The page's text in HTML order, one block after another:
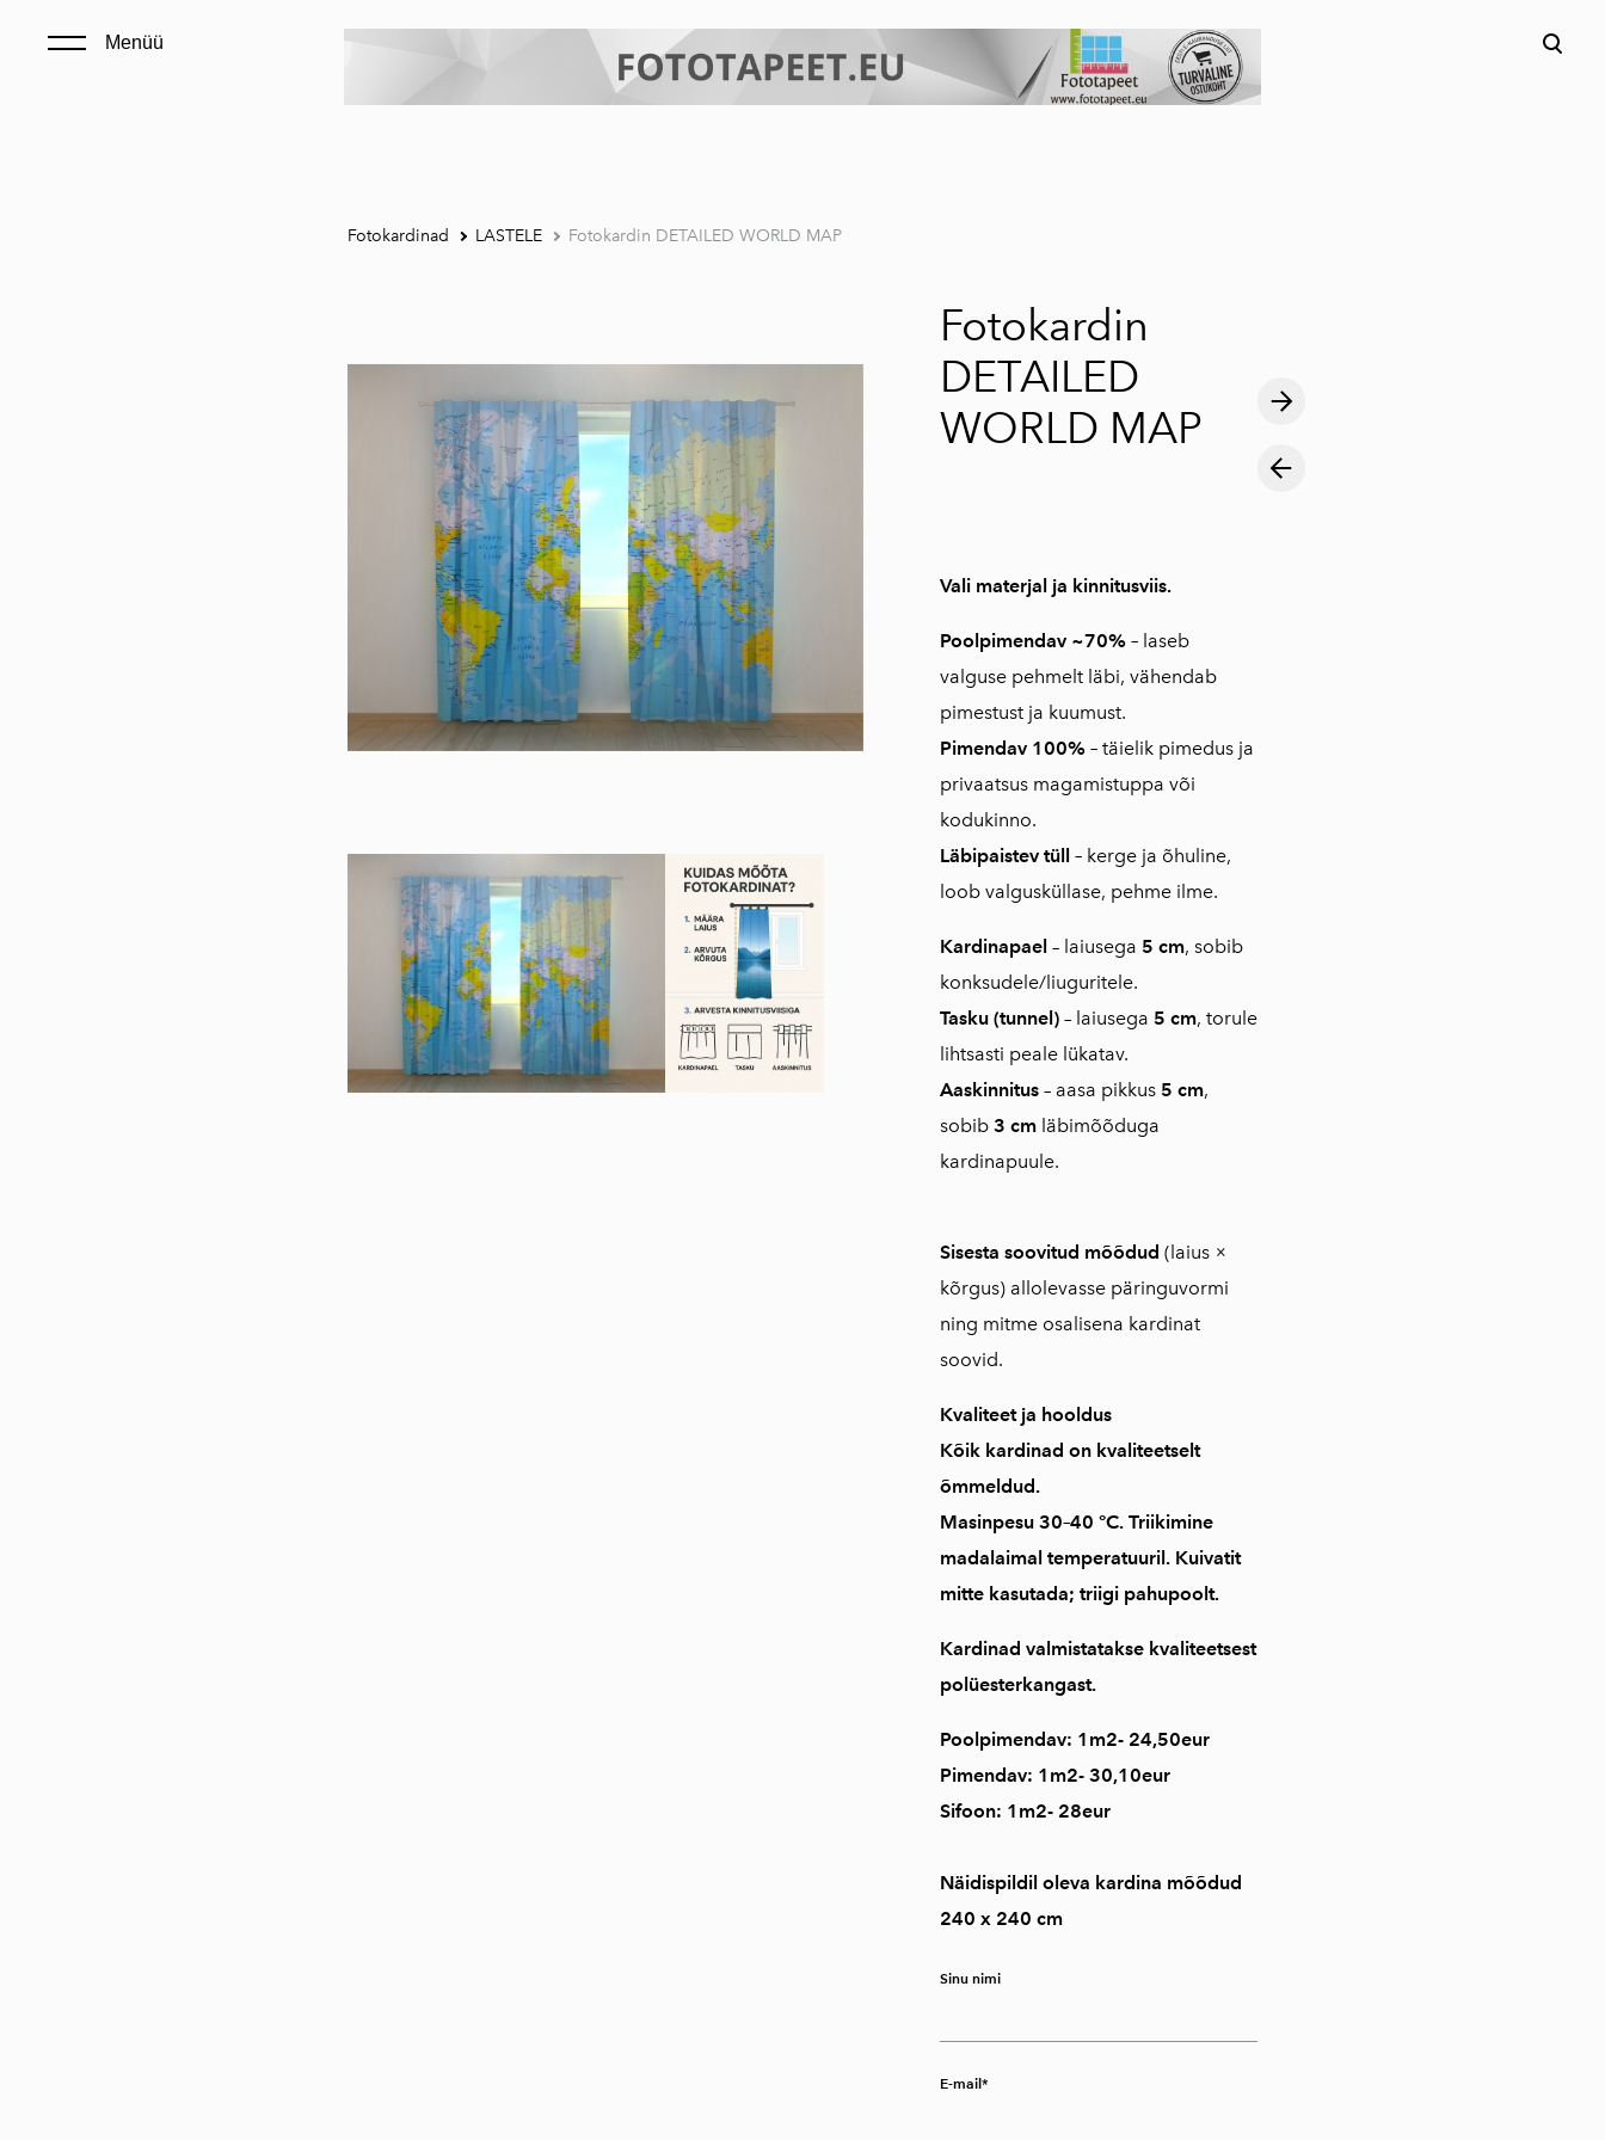
Menüü
lisati ostukorvi.
Fotokardinad LASTELE Fotokardin DETAILED WORLD MAP
Fotokardin
DETAILED
WORLD MAP
Vali materjal ja kinnitusviis.
Poolpimendav ~70%– laseb
valguse pehmelt läbi, vähendab
pimestust ja kuumust.
Pimendav 100%– täielik pimedus ja
privaatsus magamistuppa või
kodukinno.
Läbipaistev tüll– kerge ja õhuline,
loob valgusküllase, pehme ilme.
Kardinapael– laiusega 5 cm, sobib
konksudele/liuguritele.
Tasku (tunnel)– laiusega 5 cm, torule
lihtsasti peale lükatav.
Aaskinnitus– aasa pikkus 5 cm,
sobib 3 cmläbimõõduga
kardinapuule.
Sisesta soovitud mõõdud (laius ×
kõrgus) allolevasse päringuvormi
ning mitme osalisena kardinat
soovid.
Kvaliteet ja hooldus
Kõik kardinad on kvaliteetselt
õmmeldud.
Masinpesu 30–40 °C. Triikimine
madalaimal temperatuuril. Kuivatit
mitte kasutada; triigi pahupoolt.
Kardinad valmistatakse kvaliteetsest
polüesterkangast.
Poolpimendav: 1m2- 24,50eur
Pimendav: 1m2- 30,10eur
Sifoon: 1m2- 28eur
Näidispildil oleva kardina mõõdud
240 x 240 cm
Sinu nimi
E-mail